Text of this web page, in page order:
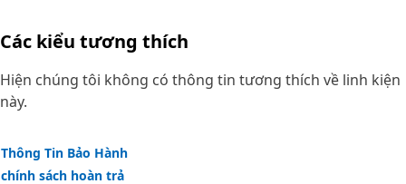
Các kiểu tương thích
Hiện chúng tôi không có thông tin tương thích về linh kiện
này.
Thông Tin Bảo Hành
chính sách hoàn trả